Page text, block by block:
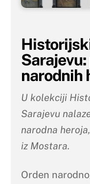
narodnih
U kolekciji
Sarajevu
narodna
iz Mostara.
Orden